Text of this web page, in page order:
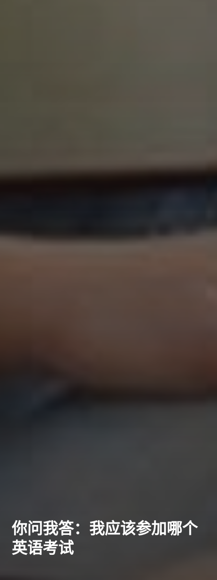
你问我答：我应该参加哪个
英语考试